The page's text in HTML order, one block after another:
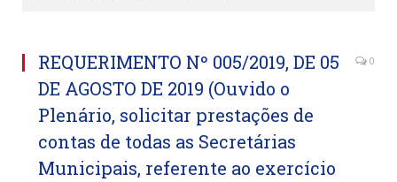
REQUERIMENTO Nº 005/2019, DE 05
DE AGOSTO DE 2019 (Ouvido o
Plenário, solicitar prestações de
contas de todas as Secretárias
Municipais, referente ao exercício
0